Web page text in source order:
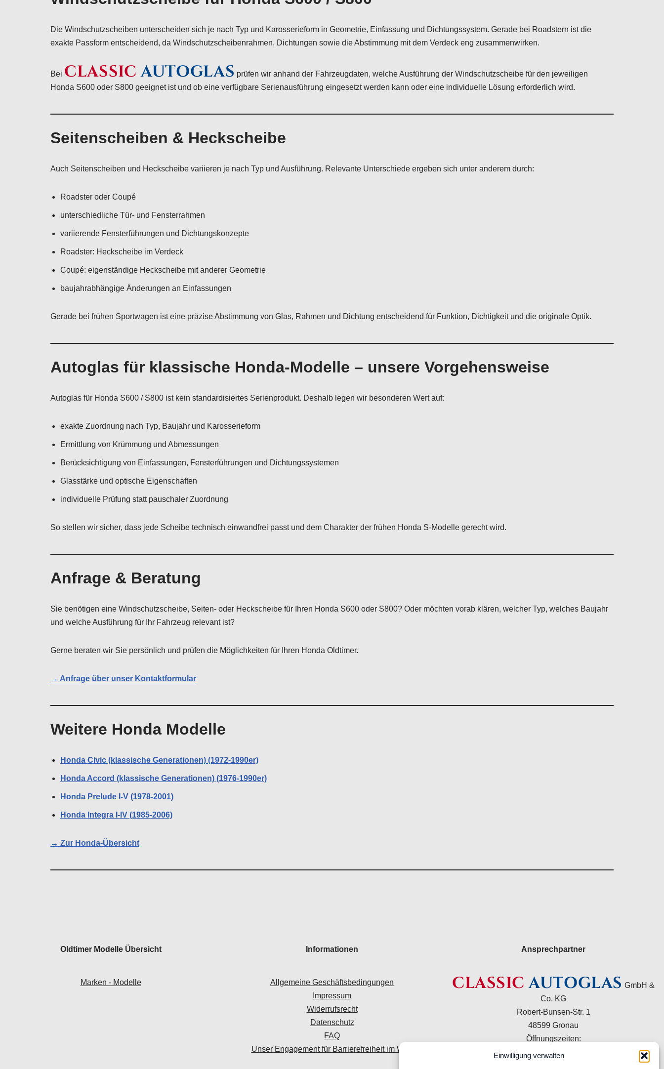
Einwilligung verwalten
Die Windschutzscheiben unterscheiden sich je nach Typ und Karosserieform in Geometrie, Einfassung und Dichtungssystem. Gerade bei Roadstern ist die
exakte Passform entscheidend, da Windschutzscheibenrahmen, Dichtungen sowie die Abstimmung mit dem Verdeck eng zusammenwirken.
Bei CLASSIC AUTOGLAS prüfen wir anhand der Fahrzeugdaten, welche Ausführung der Windschutzscheibe für den jeweiligen
Honda S600 oder S800 geeignet ist und ob eine verfügbare Serienausführung eingesetzt werden kann oder eine individuelle Lösung erforderlich wird.
Seitenscheiben & Heckscheibe
Auch Seitenscheiben und Heckscheibe variieren je nach Typ und Ausführung. Relevante Unterschiede ergeben sich unter anderem durch:
Roadster oder Coupé
unterschiedliche Tür- und Fensterrahmen
variierende Fensterführungen und Dichtungskonzepte
Roadster: Heckscheibe im Verdeck
Coupé: eigenständige Heckscheibe mit anderer Geometrie
baujahrabhängige Änderungen an Einfassungen
Gerade bei frühen Sportwagen ist eine präzise Abstimmung von Glas, Rahmen und Dichtung entscheidend für Funktion, Dichtigkeit und die originale Optik.
Autoglas für klassische Honda-Modelle – unsere Vorgehensweise
Autoglas für Honda S600 / S800 ist kein standardisiertes Serienprodukt. Deshalb legen wir besonderen Wert auf:
exakte Zuordnung nach Typ, Baujahr und Karosserieform
Ermittlung von Krümmung und Abmessungen
Berücksichtigung von Einfassungen, Fensterführungen und Dichtungssystemen
Glasstärke und optische Eigenschaften
individuelle Prüfung statt pauschaler Zuordnung
So stellen wir sicher, dass jede Scheibe technisch einwandfrei passt und dem Charakter der frühen Honda S-Modelle gerecht wird.
Anfrage & Beratung
Sie benötigen eine Windschutzscheibe, Seiten- oder Heckscheibe für Ihren Honda S600 oder S800? Oder möchten vorab klären, welcher Typ, welches Baujahr
und welche Ausführung für Ihr Fahrzeug relevant ist?
Gerne beraten wir Sie persönlich und prüfen die Möglichkeiten für Ihren Honda Oldtimer.
→ Anfrage über unser Kontaktformular
Weitere Honda Modelle
Honda Civic (klassische Generationen) (1972-1990er)
Honda Accord (klassische Generationen) (1976-1990er)
Honda Prelude I-V (1978-2001)
Honda Integra I-IV (1985-2006)
→ Zur Honda-Übersicht
Oldtimer Modelle Übersicht
Marken - Modelle
Informationen
Allgemeine Geschäftsbedingungen
Impressum
Widerrufsrecht
Datenschutz
FAQ
Unser Engagement für Barrierefreiheit im Web
Ansprechpartner
CLASSIC AUTOGLAS GmbH &
Co. KG
Robert-Bunsen-Str. 1
48599 Gronau
Öffnungszeiten:
Mo–Do 09:00–16:00 Uhr